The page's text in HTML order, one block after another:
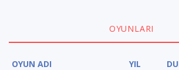
OYUNLARI
OYUN ADI YIL